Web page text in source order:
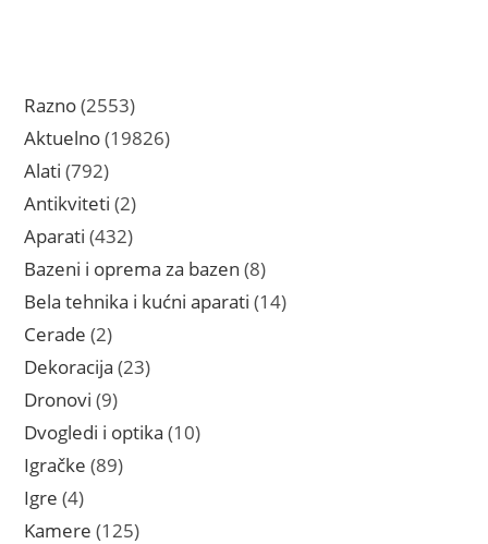
Razno 25532553
proizvoda
Aktuelno 1982619826
Alati 792792
proizvoda
Antikviteti 22
proizvoda
Aparati 432432
proizvoda
Bazeni i oprema za bazen 88
proizvoda
Bela tehnika i kućni aparati 1414
Cerade 22
proizvoda
Dekoracija 2323
Dronovi 99
proizvoda
Dvogledi i optika 1010
Igračke 8989
Igre 44
proizvoda
Kamere 125125